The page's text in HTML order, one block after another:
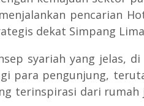
pencarian
dekat Simpang
syariah yang jelas,
para pengunjung,
terinspirasi dari